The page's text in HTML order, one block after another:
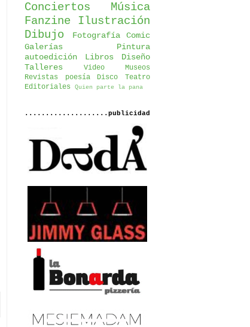
Conciertos
Música
Fanzine
Ilustración
Dibujo
Fotografía
Comic
Galerías
Pintura
autoedición
Libros
Diseño
Talleres
Video
Museos
Revistas
poesía Disco
Teatro
Editoriales
Quien parte la pana
....................publicidad